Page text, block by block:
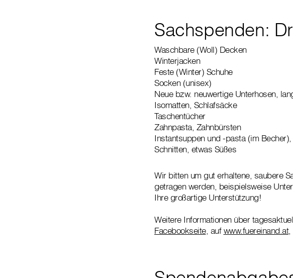
Sachspenden:
Waschbare (Woll) Decken
Winterjacken
Feste (Winter) Schuhe
Socken (unisex)
Neue bzw. neuwertige Unterhosen,
Isomatten, Schlafsäcke
Taschentücher
Zahnpasta, Zahnbürsten
Instantsuppen und -pasta (im
Schnitten, etwas Süßes
Wir bitten um gut erhaltene, saubere
getragen werden, beispielsweise
Ihre großartige Unterstützung!
Weitere Informationen über
Facebookseite, aufwww.fuereinand.at,